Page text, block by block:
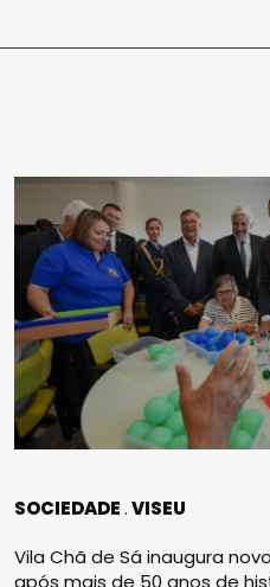
SOCIEDADE VISEU
Vila Chã de Sá inaugura
após mais de 50 anos de